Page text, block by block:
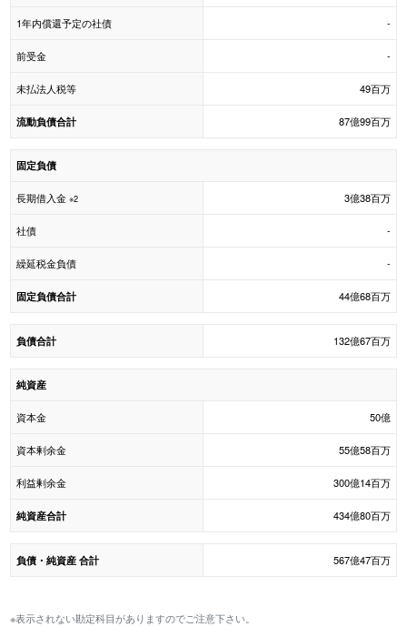
1年内償還予定の社債 -
前受金 -
未払法人税等 49百万
流動負債合計 87億99百万
固定負債
長期借入金 ※2 3億38百万
社債 -
繰延税金負債 -
固定負債合計 44億68百万
負債合計 132億67百万
純資産
資本金 50億
資本剰余金 55億58百万
利益剰余金 300億14百万
純資産合計 434億80百万
負債・純資産 合計 567億47百万
※表示されない勘定科目がありますのでご注意下さい。